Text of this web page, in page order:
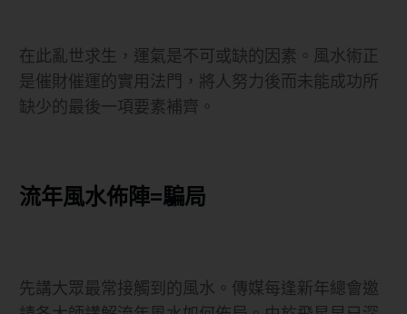
在此亂世求生，運氣是不可或缺的因素。風水術正
是催財催運的實用法門，將人努力後而未能成功所
缺少的最後一項要素補齊。
流年風水佈陣=騙局
先講大眾最常接觸到的風水。傳媒每逢新年總會邀